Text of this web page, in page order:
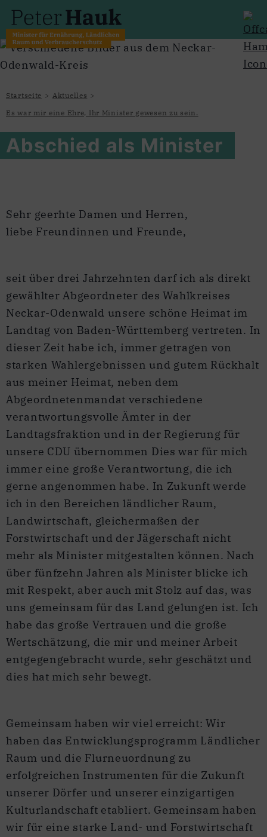
Startseite
Aktuelles
Es war mir eine Ehre, Ihr Minister gewesen zu sein.
Abschied als Minister
Sehr geerhte Damen und Herren,
liebe Freundinnen und Freunde,
seit über drei Jahrzehnten darf ich als direkt
gewählter Abgeordneter des Wahlkreises
Neckar-Odenwald unsere schöne Heimat im
Landtag von Baden-Württemberg vertreten. In
dieser Zeit habe ich, immer getragen von
starken Wahlergebnissen und gutem Rückhalt
aus meiner Heimat, neben dem
Abgeordnetenmandat verschiedene
verantwortungsvolle Ämter in der
Landtagsfraktion und in der Regierung für
unsere CDU übernommen Dies war für mich
immer eine große Verantwortung, die ich
gerne angenommen habe. In Zukunft werde
ich in den Bereichen ländlicher Raum,
Landwirtschaft, gleichermaßen der
Forstwirtschaft und der Jägerschaft nicht
mehr als Minister mitgestalten können. Nach
über fünfzehn Jahren als Minister blicke ich
mit Respekt, aber auch mit Stolz auf das, was
uns gemeinsam für das Land gelungen ist. Ich
habe das große Vertrauen und die große
Wertschätzung, die mir und meiner Arbeit
entgegengebracht wurde, sehr geschätzt und
dies hat mich sehr bewegt.
Gemeinsam haben wir viel erreicht: Wir
haben das Entwicklungsprogramm Ländlicher
Raum und die Flurneuordnung zu
erfolgreichen Instrumenten für die Zukunft
unserer Dörfer und unserer einzigartigen
Kulturlandschaft etabliert. Gemeinsam haben
wir für eine starke Land- und Forstwirtschaft